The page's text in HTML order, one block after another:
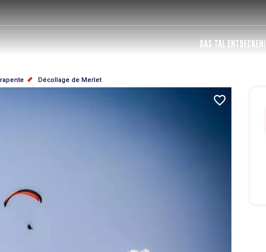
DAS TAL ENTDECKEN
Décollage de Merlet